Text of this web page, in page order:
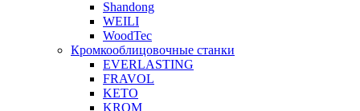
Shandong
WEILI
WoodTec
Кромкооблицовочные станки
EVERLASTING
FRAVOL
KETO
KROM